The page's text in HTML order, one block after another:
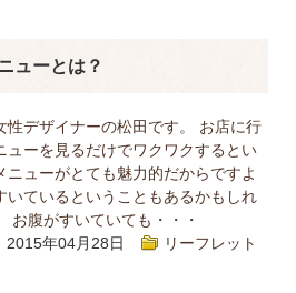
ューとは？
性デザイナーの松田です。 お店に行
ューを見るだけでワクワクするとい
ニューがとても魅力的だからですよ
いているということもあるかもしれ
お腹がすいていても・・・
2015年04月28日
リーフレット